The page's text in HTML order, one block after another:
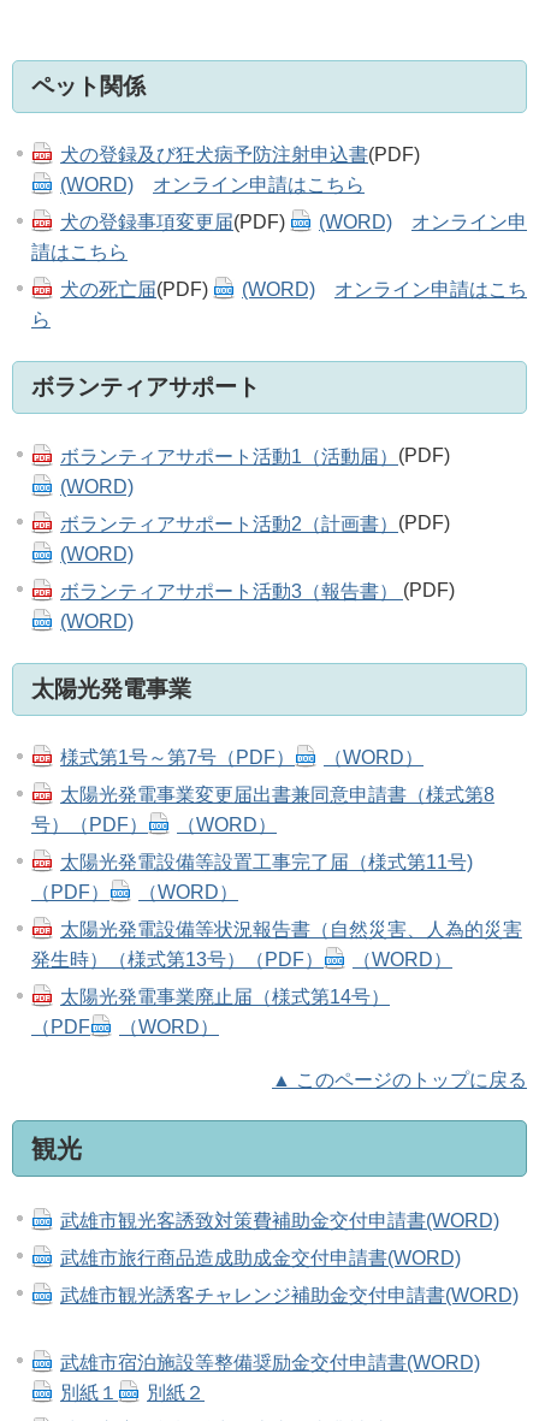
ペット関係
犬の登録及び狂犬病予防注射申込書(PDF)
(WORD)
オンライン申請はこちら
犬の登録事項変更届(PDF) (WORD)
オンライン申
請はこちら
犬の死亡届(PDF) (WORD)
オンライン申請はこち
ら
ボランティアサポート
ボランティアサポート活動1（活動届） (PDF)
(WORD)
ボランティアサポート活動2（計画書） (PDF)
(WORD)
ボランティアサポート活動3（報告書） (PDF)
(WORD)
太陽光発電事業
様式第1号～第7号（PDF）
（WORD）
太陽光発電事業変更届出書兼同意申請書（様式第8
号）（PDF）
（WORD）
太陽光発電設備等設置工事完了届（様式第11号)
（PDF）
（WORD）
太陽光発電設備等状況報告書（自然災害、人為的災害
発生時）（様式第13号）（PDF）
（WORD）
太陽光発電事業廃止届（様式第14号）
（PDF
（WORD）
▲ このページのトップに戻る
観光
武雄市観光客誘致対策費補助金交付申請書(WORD)
武雄市旅行商品造成助成金交付申請書(WORD)
武雄市観光誘客チャレンジ補助金交付申請書(WORD)
武雄市宿泊施設等整備奨励金交付申請書(WORD)
別紙１
別紙２